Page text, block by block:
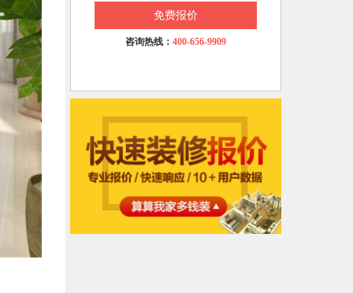
免费报价
咨询热线： 400-656-9909